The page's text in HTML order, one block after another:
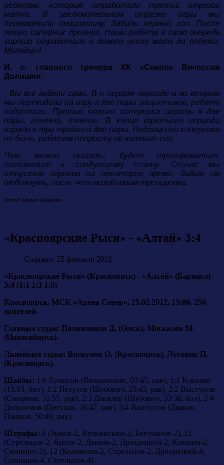
ребятам, которые отработали третий отрезок
матча. В заключительном отрезке игры мы
перехватили инициативу. Забили первый гол. После
этого соперник дрогнул. Наши ребята в свою очередь
хорошо отработали и довели этот матч до победы.
Молодцы!
И. о. главного тренера ХК «Сокол» Вячеслав
Долишня:
- Вы все видели сами. В н первом периоде и во втором
мы переходили на игру в две пары защитников, ребята
подустали. Против такого соперника играть в две
пары, конечно, тяжело. В конце третьего периода
играли в три тройки и две пары. Недооценки соперника
не было, ребятам попросту не хватило сил.
Что можно сказать, будет тренироваться,
готовиться к следующему сезону. Сейчас мы
отпустим игроков на некоторое время, дадим им
отдохнуть, после чего возобновим тренировки.
Фото: Мария Ананова
«Красноярские Рыси» - «Алтай» 3:4
Создано: 25 февраля 2012
«Красноярские Рыси» (Красноярск) - «Алтай» (Барнаул)
3:4 (1:1 1:3 1:0)
Красноярск, МСК «Арена Север», 25.02.2012, 13:00, 250
зрителей.
Главные судьи: Полянчиков Д. (Омск), Москалёв М.
(Новосибирск).
Линейные судьи: Вискунов О. (Красноярск), Луговик П.
(Красноярск).
Шайбы: 1:0 Тумигин (Вельмискин, 03:45, рав), 1:1 Ковязин
(15:03, бол), 1:2 Петухов (Шубович, 25:43, рав), 2:2 Выступов
(Смирнов, 31:55, рав), 2:3 Дягилев (Шубович, 33:30, бол), 2:4
Доброумов (Петухов, 38:47, рав), 3:4 Выступов (Дьяков,
Пашков, 50:49, рав).
Штрафы: 6 (Зыков-2, Вельмискин-2, Богочанов-2), 12
(Стрельцов-2, Ярцев-2, Дьяков-2, Дроздецкий-2, Ковязин-2,
Синицин-2), 12 (Кольченко-2, Стрельцов-2, Дроздецкий-4,
Синицын-4, Стрельцов-4).